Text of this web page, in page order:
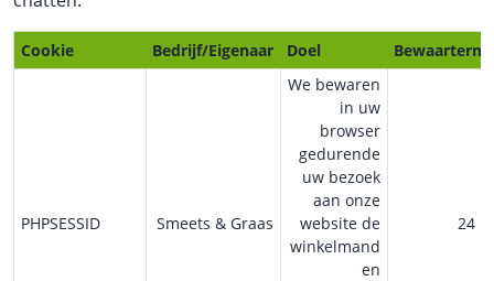
Cookie Bedrijf/Eigenaar Doel
PHPSESSID Smeets & Graas
We bewaren
in uw
browser
gedurende
uw bezoek
aan onze
website de
winkelmand
en
24